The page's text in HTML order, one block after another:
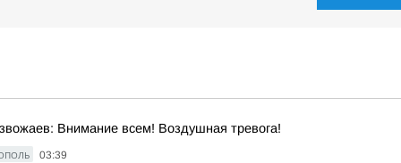
Внимание всем! Воздушная тревога!
03:39